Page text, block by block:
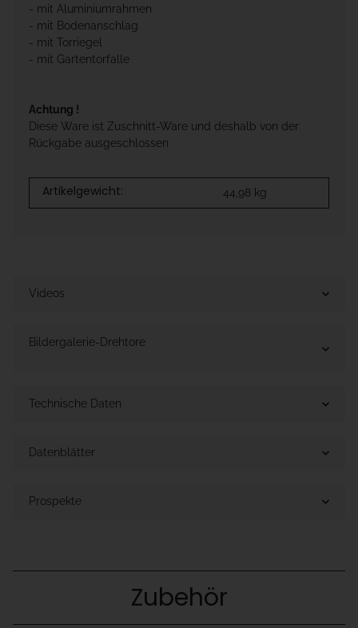
- mit Aluminiumrahmen
- mit Bodenanschlag
- mit Torriegel
- mit Gartentorfalle
Achtung !
Diese Ware ist Zuschnitt-Ware und deshalb von der
Rückgabe ausgeschlossen
Artikelgewicht: 44,98 kg
Videos
Bildergalerie-Drehtore
Technische Daten
Datenblätter
Prospekte
Zubehör